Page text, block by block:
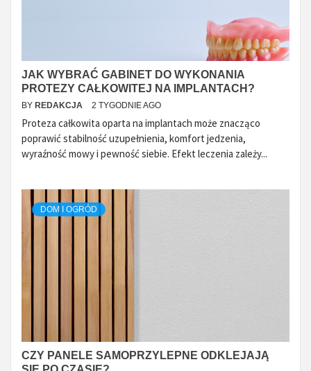
JAK WYBRAĆ GABINET DO WYKONANIA
PROTEZY CAŁKOWITEJ NA IMPLANTACH?
BY REDAKCJA 2 TYGODNIE AGO
Proteza całkowita oparta na implantach może znacząco
poprawić stabilność uzupełnienia, komfort jedzenia,
wyraźność mowy i pewność siebie. Efekt leczenia zależy...
DOM I OGRÓD
CZY PANELE SAMOPRZYLEPNE ODKLEJAJĄ